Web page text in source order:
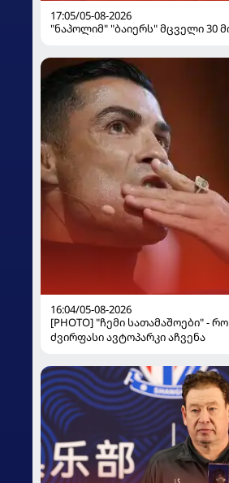
17:05/05-08-2026
"ნაპოლიმ" "ბაიერს" მცველი 30
16:04/05-08-2026
[PHOTO] "ჩემი სათამაშოები" -
ძვირფასი ავტოპარკი აჩვენა